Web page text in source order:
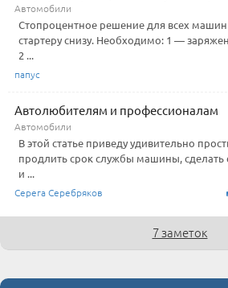
Автомобили
Стопроцентное решение для всех
стартеру снизу. Необходимо: 1 —
2 ...
папус
Автолюбителям и профессионалам
Автомобили
В этой статье приведу удивительно
продлить срок службы машины, сделать
и ...
Серега Серебряков
7 заметок